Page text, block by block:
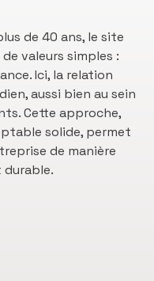
de 40 ans, le site
valeurs simples :
Ici, la relation
aussi bien au sein
Cette approche,
solide, permet
de manière
durable.